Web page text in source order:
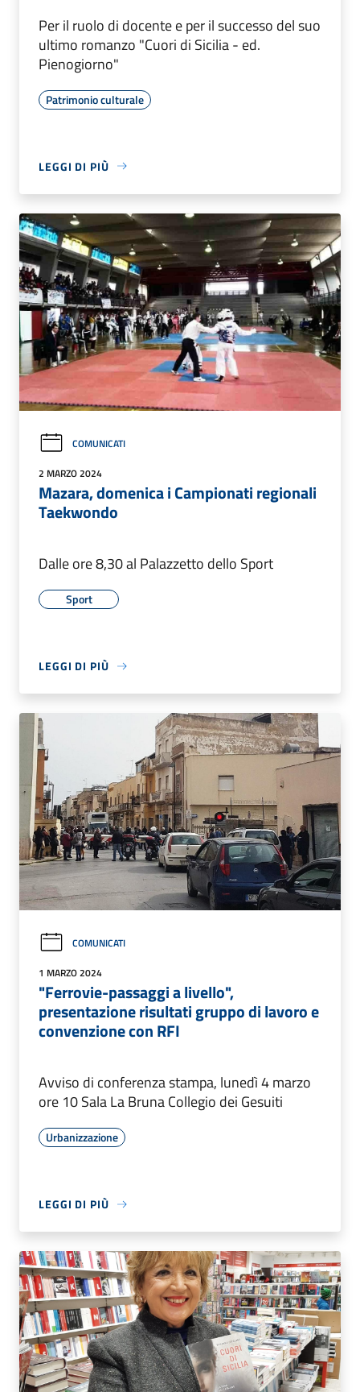
Per il ruolo di docente e per il successo del suo
ultimo romanzo "Cuori di Sicilia - ed.
Pienogiorno"
Patrimonio culturale
LEGGI DI PIÙ
COMUNICATI
2 MARZO 2024
Mazara, domenica i Campionati regionali
Taekwondo
Dalle ore 8,30 al Palazzetto dello Sport
Sport
LEGGI DI PIÙ
COMUNICATI
1 MARZO 2024
"Ferrovie-passaggi a livello",
presentazione risultati gruppo di lavoro e
convenzione con RFI
Avviso di conferenza stampa, lunedì 4 marzo
ore 10 Sala La Bruna Collegio dei Gesuiti
Urbanizzazione
LEGGI DI PIÙ